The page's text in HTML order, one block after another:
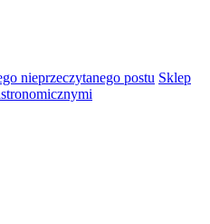
Sklep